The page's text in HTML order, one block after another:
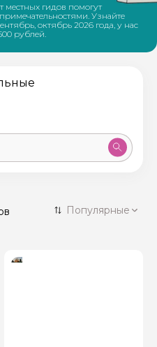
местных гидов помогут
Узнайте
октябрь 2026 года, у нас
рублей.
50 экскурсий
Популярные